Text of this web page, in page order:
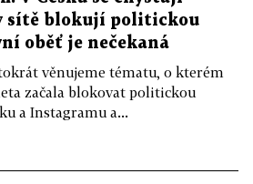
sítě blokují politickou
oběť je nečekaná
věnujeme tématu, o kterém
začala blokovat politickou
a Instagramu a...